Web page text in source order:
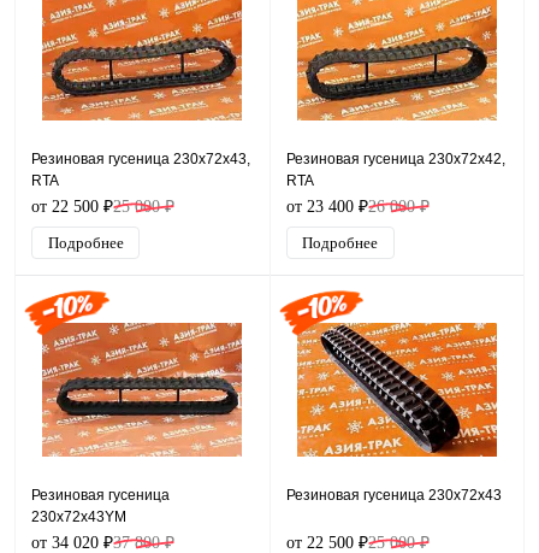
Резиновая гусеница 230x72x43,
RTA
от 22 500 ₽25 000 ₽
Подробнее
Резиновая гусеница 230x72x42,
RTA
от 23 400 ₽26 000 ₽
Подробнее
Резиновая гусеница
230x72x43YM
от 34 020 ₽37 800 ₽
Резиновая гусеница 230x72x43
от 22 500 ₽25 000 ₽